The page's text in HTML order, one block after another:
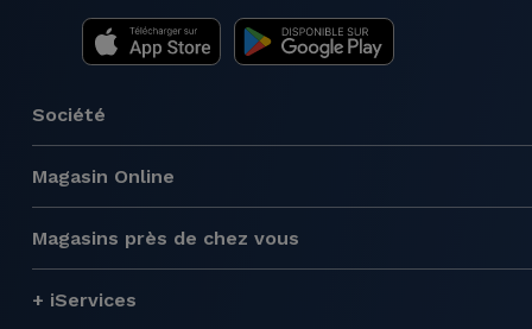
Société
Magasin Online
Magasins près de chez vous
+ iServices